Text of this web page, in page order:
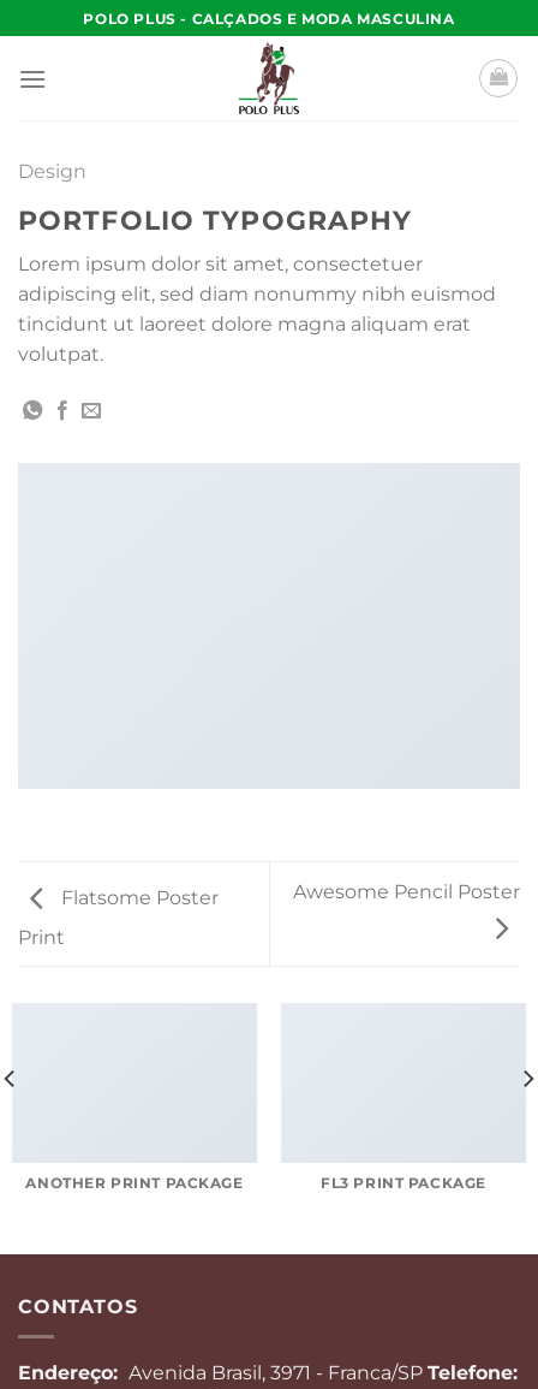
to
content
POLO PLUS - CALÇADOS E MODA MASCULINA
Design
PORTFOLIO TYPOGRAPHY
Lorem ipsum dolor sit amet, consectetuer
adipiscing elit, sed diam nonummy nibh euismod
tincidunt ut laoreet dolore magna aliquam erat
volutpat.
Flatsome Poster
Print
Awesome Pencil Poster
ANOTHER PRINT PACKAGE FL3 PRINT PACKAGE
CONTATOS
Endereço: Avenida Brasil, 3971 - Franca/SP Telefone: